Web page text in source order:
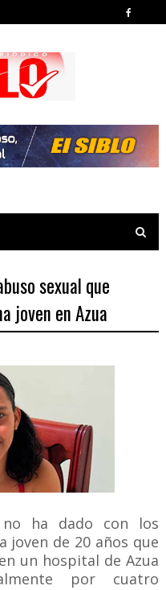
sexual que
joven en Azua
no ha dado con los
joven de 20 años que
un hospital de Azua
por cuatro